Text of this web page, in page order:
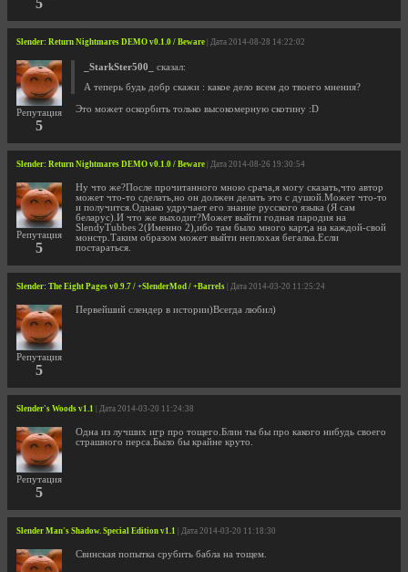
5
Slender: Return Nightmares DEMO v0.1.0 / Beware | Дата 2014-08-28 14:22:02
Репутация
5
_StarkSter500_
сказал:
А теперь будь добр скажи : какое дело всем до твоего мнения?
Это может оскорбить только высокомерную скотину :D
Slender: Return Nightmares DEMO v0.1.0 / Beware | Дата 2014-08-26 19:30:54
Репутация
5
Ну что же?После прочитанного мною срача,я могу сказать,что автор
может что-то сделать,но он должен делать это с душой.Может что-то
и получится.Однако удручает его знание русского языка (Я сам
беларус).И что же выходит?Может выйти годная пародия на
SlendyTubbes 2(Именно 2),ибо там было много карт,а на каждой-свой
монстр.Таким образом может выйти неплохая бегалка.Если
постараться.
Slender: The Eight Pages v0.9.7 / +SlenderMod / +Barrels | Дата 2014-03-20 11:25:24
Репутация
5
Первейший слендер в истории)Всегда любил)
Slender's Woods v1.1 | Дата 2014-03-20 11:24:38
Репутация
5
Одна из лучших игр про тощего.Блин ты бы про какого нибудь своего
страшного перса.Было бы крайне круто.
Slender Man's Shadow. Special Edition v1.1 | Дата 2014-03-20 11:18:30
Свинская попытка срубить бабла на тощем.